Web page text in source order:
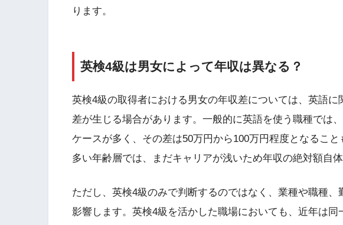
ります。
英検4級は男女によって年収は異なる？
英検4級の取得者における男女の年収差については、英語
差が生じる場合があります。一般的に英語を使う職種では
ケースが多く、その差は50万円から100万円程度となるこ
多い年齢層では、まだキャリアが浅いため年収の絶対額自
ただし、英検4級のみで判断するのではなく、業種や職種、
影響します。英検4級を活かした職場においても、近年は